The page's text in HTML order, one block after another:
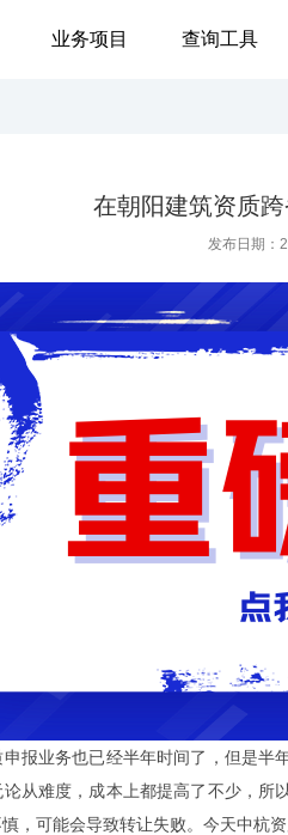
业务项目 查询工具
在朝阳建筑资质
发布日期：
业务也已经半年时间了，但是半
从难度，成本上都提高了不少，
，可能会导致转让失败。今天中杭